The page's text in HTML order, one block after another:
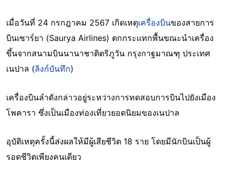
เมื่อวันที่ 24 กรกฎาคม 2567 เกิดเหตุเครื่องบินของสายการ
บินเซาร์ยา (Saurya Airlines) ตกกระแทกพื้นขณะนำเครื่อง
ขึ้นจากสนามบินนานาชาติตริภูวัน กรุงกาฐมาณฑุ ประเทศ
เนปาล (ลิงก์บันทึก)
เครื่องบินลำดังกล่าวอยู่ระหว่างการทดสอบการบินไปยังเมือง
โพคารา ซึ่งเป็นเมืองท่องเที่ยวยอดนิยมของเนปาล
อุบัติเหตุครั้งนี้ส่งผลให้มีผู้เสียชีวิต 18 ราย โดยมีนักบินเป็นผู้
รอดชีวิตเพียงคนเดียว